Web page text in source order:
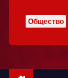
ж
Общество